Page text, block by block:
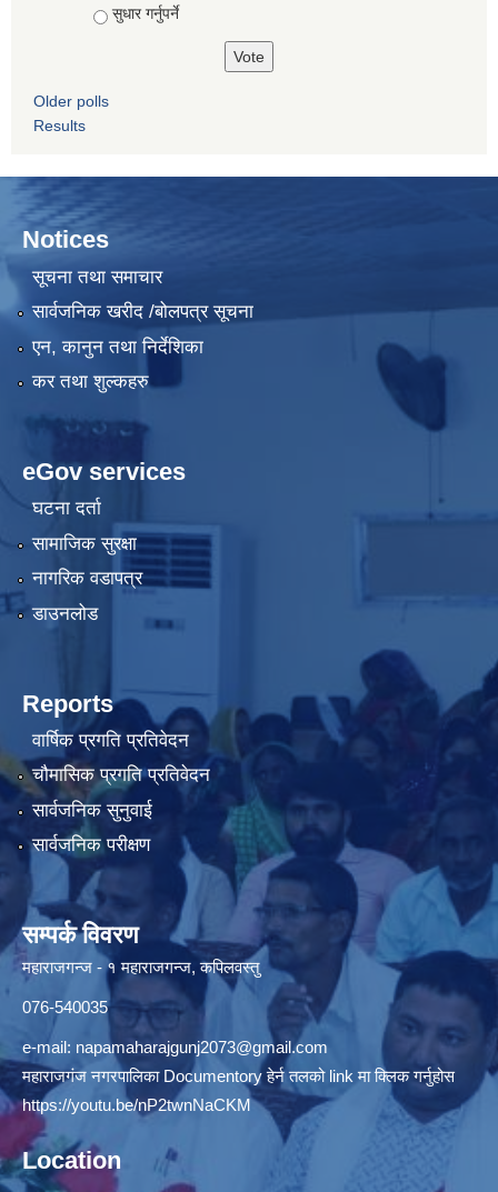
सुधार गर्नुपर्ने
Older polls
Results
Notices
सूचना तथा समाचार
सार्वजनिक खरीद /बोलपत्र सूचना
एन, कानुन तथा निर्देशिका
कर तथा शुल्कहरु
eGov services
घटना दर्ता
सामाजिक सुरक्षा
नागरिक वडापत्र
डाउनलोड
Reports
वार्षिक प्रगति प्रतिवेदन
चौमासिक प्रगति प्रतिवेदन
सार्वजनिक सुनुवाई
सार्वजनिक परीक्षण
सम्पर्क विवरण
महाराजगन्ज - १ महाराजगन्ज, कपिलवस्तु
076-540035
e-mail: napamaharajgunj2073@gmail.com
महाराजगंज नगरपालिका Documentory हेर्न तलको link मा क्लिक गर्नुहोस
https://youtu.be/nP2twnNaCKM
Location